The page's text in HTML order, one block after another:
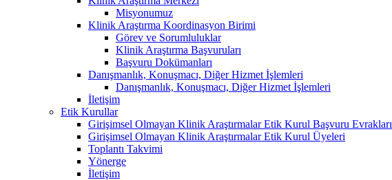
Misyonumuz
Klinik Araştırma Koordinasyon Birimi
Görev ve Sorumluluklar
Klinik Araştırma Başvuruları
Başvuru Dokümanları
Danışmanlık, Konuşmacı, Diğer Hizmet İşlemleri
Danışmanlık, Konuşmacı, Diğer Hizmet İşlemleri
İletişim
Etik Kurullar
Girişimsel Olmayan Klinik Araştırmalar Etik Kurul Başvuru Evrakları
Girişimsel Olmayan Klinik Araştırmalar Etik Kurul Üyeleri
Toplantı Takvimi
Yönerge
İletişim